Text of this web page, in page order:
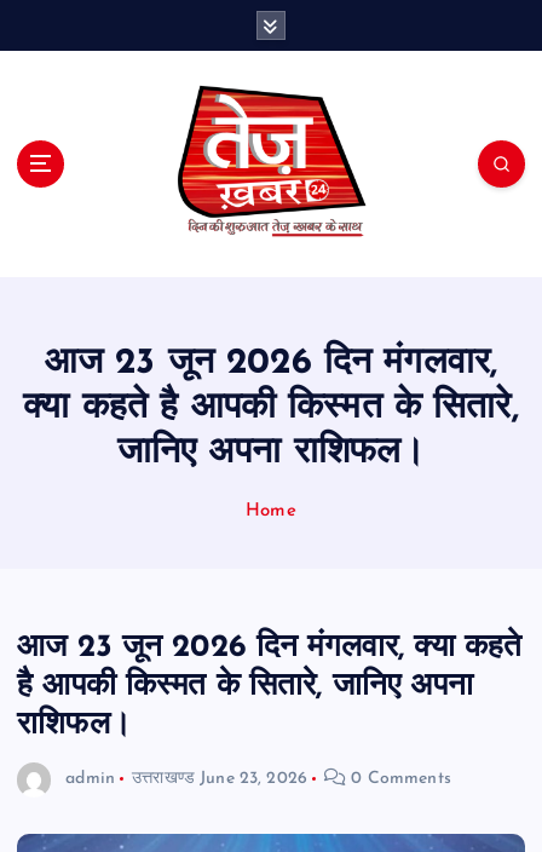
आज 23 जून 2026 दिन मंगलवार,
क्या कहते है आपकी किस्मत के सितारे,
जानिए अपना राशिफल।
Home
आज 23 जून 2026 दिन मंगलवार, क्या कहते
है आपकी किस्मत के सितारे, जानिए अपना
राशिफल।
admin उत्तराखण्ड June 23, 2026 0 Comments